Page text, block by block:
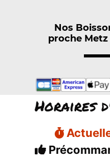
Nos
proche Metz
Horaires